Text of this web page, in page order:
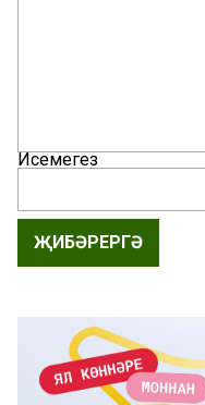
Исемегез
ҖИБӘРЕРГӘ